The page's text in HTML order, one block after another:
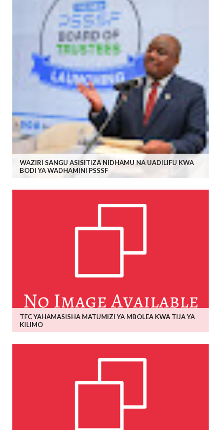
WAZIRI SANGU ASISITIZA NIDHAMU NA UADILIFU KWA
BODI YA WADHAMINI PSSSF
TFC YAHAMASISHA MATUMIZI YA MBOLEA KWA TIJA YA
KILIMO